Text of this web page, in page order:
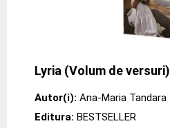
Lyria (Volum de versuri)
Autor(i): Ana-Maria Tandara
Editura: BESTSELLER